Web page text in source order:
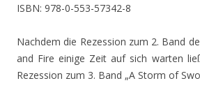
ISBN: 978-0-553-57342-8
Nachdem die Rezession zum 2. Band
and Fire einige Zeit auf sich warten
Rezession zum 3. Band „A Storm of